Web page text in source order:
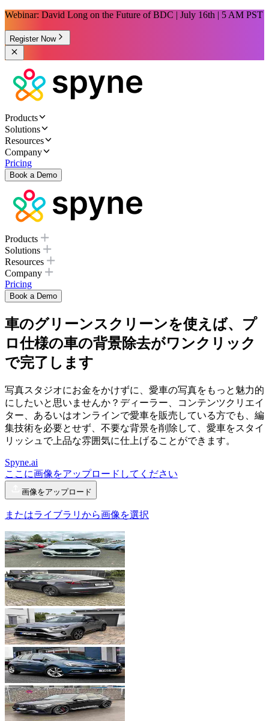
Webinar: David Long on the Future of BDC | July 16th | 5 AM PST
Register Now
Products
Solutions
Resources
Company
Pricing
Book a Demo
Products
Solutions
Resources
Company
Pricing
Book a Demo
車のグリーンスクリーンを使えば、プ
ロ仕様の車の背景除去がワンクリック
で完了します
写真スタジオにお金をかけずに、愛車の写真をもっと魅力的
にしたいと思いませんか？ディーラー、コンテンツクリエイ
ター、あるいはオンラインで愛車を販売している方でも、編
集技術を必要とせず、不要な背景を削除して、愛車をスタイ
リッシュで上品な雰囲気に仕上げることができます。
Spyne.ai
ここに画像をアップロードしてください
画像をアップロード
またはライブラリから画像を選択